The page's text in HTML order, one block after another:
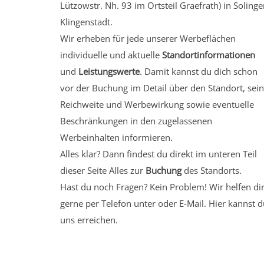
Lützowstr. Nh. 93 im Ortsteil Graefrath) in
Klingenstadt.
Wir erheben für jede unserer Werbeflächen
individuelle und aktuelle Standortinformationen
und Leistungswerte. Damit kannst du dich schon
vor der Buchung im Detail über den Standort,
Reichweite und Werbewirkung sowie eventuelle
Beschränkungen in den zugelassenen
Werbeinhalten informieren.
Alles klar? Dann findest du direkt im unteren Teil
dieser Seite Alles zur Buchungdes Standorts.
Hast du noch Fragen? Kein Problem! Wir helfen dir
gerne per Telefon unter oder E-Mail. Hier kannst
uns erreichen.